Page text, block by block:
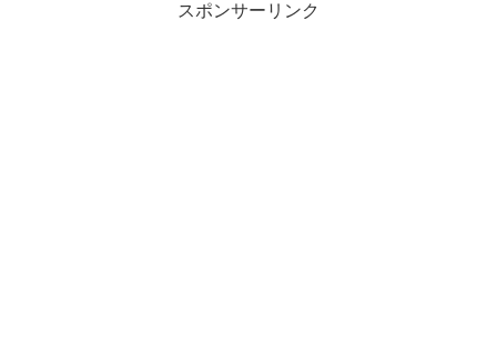
スポンサーリンク